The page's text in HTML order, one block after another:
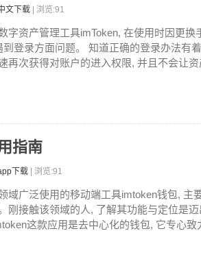
文下载 | 浏览:91
字资产管理工具imToken, 在使用时因更换
到登录方面问题。 知道正确的登录办法有
再次获得对账户的进入权限, 并且不会让
指南
下载 | 浏览:91
域广泛使用的移动端工具imtoken钱包, 主
刚接触该领域的人, 了解其功能与定位是
这款应用是去中心化的钱包, 它专心